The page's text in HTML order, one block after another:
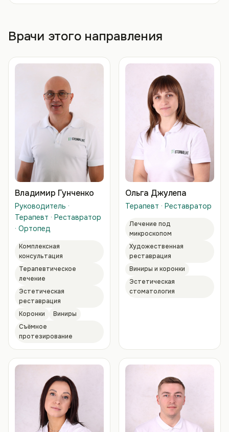
Врачи этого направления
Владимир Гунченко
Руководитель ·
Терапевт · Реставратор
· Ортопед
Комплексная
консультация
Терапевтическое
лечение
Эстетическая
реставрация
Коронки
Виниры
Съёмное
протезирование
Ольга Джулепа
Терапевт · Реставратор
Лечение под
микроскопом
Художественная
реставрация
Виниры и коронки
Эстетическая
стоматология